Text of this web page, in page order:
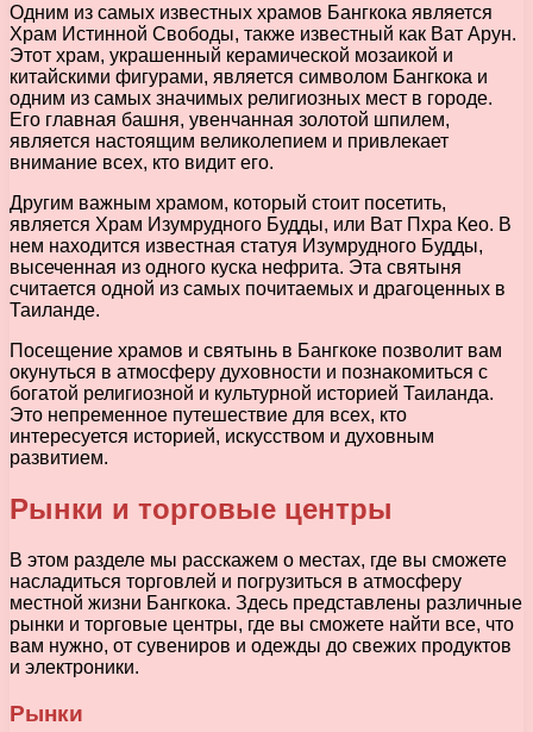
Одним из самых известных храмов Бангкока является
Храм Истинной Свободы, также известный как Ват Арун.
Этот храм, украшенный керамической мозаикой и
китайскими фигурами, является символом Бангкока и
одним из самых значимых религиозных мест в городе.
Его главная башня, увенчанная золотой шпилем,
является настоящим великолепием и привлекает
внимание всех, кто видит его.
Другим важным храмом, который стоит посетить,
является Храм Изумрудного Будды, или Ват Пхра Кео. В
нем находится известная статуя Изумрудного Будды,
высеченная из одного куска нефрита. Эта святыня
считается одной из самых почитаемых и драгоценных в
Таиланде.
Посещение храмов и святынь в Бангкоке позволит вам
окунуться в атмосферу духовности и познакомиться с
богатой религиозной и культурной историей Таиланда.
Это непременное путешествие для всех, кто
интересуется историей, искусством и духовным
развитием.
Рынки и торговые центры
В этом разделе мы расскажем о местах, где вы сможете
насладиться торговлей и погрузиться в атмосферу
местной жизни Бангкока. Здесь представлены различные
рынки и торговые центры, где вы сможете найти все, что
вам нужно, от сувениров и одежды до свежих продуктов
и электроники.
Рынки